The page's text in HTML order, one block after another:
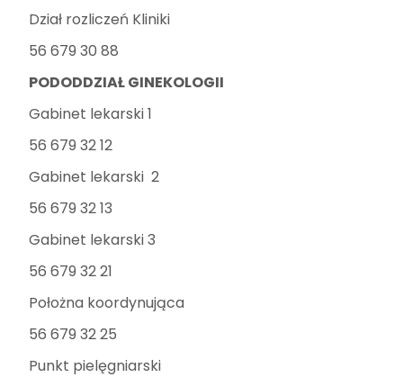
Dział rozliczeń Kliniki
56 679 30 88
PODODDZIAŁ GINEKOLOGII
Gabinet lekarski 1
56 679 32 12
Gabinet lekarski 2
56 679 32 13
Gabinet lekarski 3
56 679 32 21
Położna koordynująca
56 679 32 25
Punkt pielęgniarski